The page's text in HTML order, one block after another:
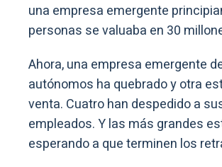
una empresa emergente
personas se valuaba en 30
Ahora, una empresa emergente
autónomos ha quebrado y otra
venta. Cuatro han despedido a
empleados. Y las más grandes
esperando a que terminen los